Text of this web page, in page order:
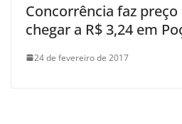
Concorrência faz preço
chegar a R$ 3,24 em
24 de fevereiro de 2017